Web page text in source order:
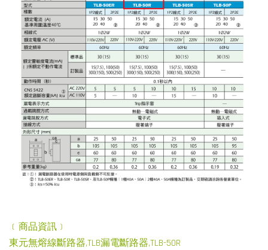
﹝商品資訊﹞
東元無熔線斷路器,TLB漏電斷路器,TLB-50R